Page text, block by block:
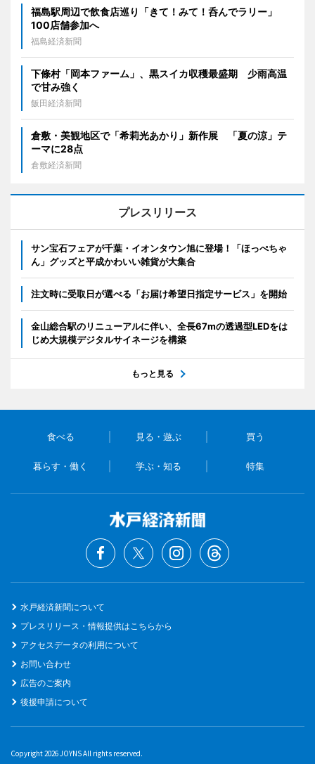
福島駅周辺で飲食店巡り「きて！みて！呑んでラリー」
100店舗参加へ
福島経済新聞
下條村「岡本ファーム」、黒スイカ収穫最盛期 少雨高温
で甘み強く
飯田経済新聞
倉敷・美観地区で「希莉光あかり」新作展 「夏の涼」テ
ーマに28点
倉敷経済新聞
プレスリリース
サン宝石フェアが千葉・イオンタウン旭に登場！「ほっぺちゃ
ん」グッズと平成かわいい雑貨が大集合
注文時に受取日が選べる「お届け希望日指定サービス」を開始
金山総合駅のリニューアルに伴い、全長67mの透過型LEDをは
じめ大規模デジタルサイネージを構築
もっと見る
食べる 見る・遊ぶ 買う
暮らす・働く 学ぶ・知る 特集
水戸経済新聞について
プレスリリース・情報提供はこちらから
アクセスデータの利用について
お問い合わせ
広告のご案内
後援申請について
Copyright 2026 JOYNS All rights reserved.